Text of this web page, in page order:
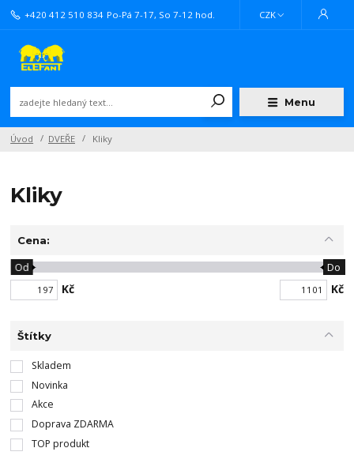
Menu
CZK
+420 412 510 834 Po-Pá 7-17, So 7-12 hod.
Úvod DVEŘE Kliky
Kliky
Cena:
Kč
Od Do
Kč
Štítky
Skladem
Novinka
Akce
Doprava ZDARMA
TOP produkt